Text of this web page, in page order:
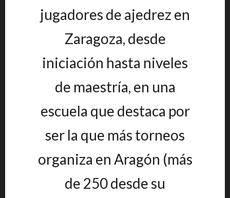
jugadores de ajedrez en
Zaragoza, desde
iniciación hasta niveles
de maestría, en una
escuela que destaca por
ser la que más torneos
organiza en Aragón (más
de 250 desde su